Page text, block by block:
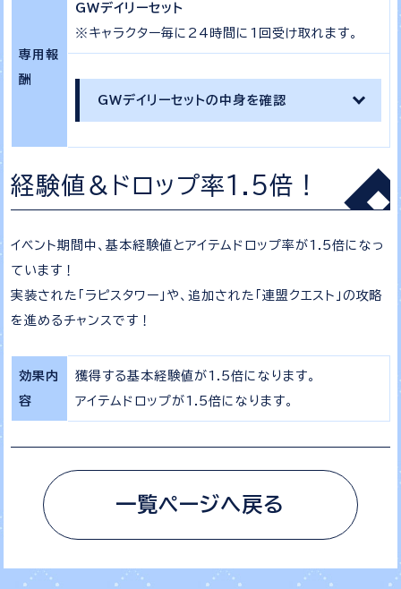
専用報
酬
GWデイリーセット
※キャラクター毎に24時間に1回受け取れます。
GWデイリーセットの中身を確認
経験値＆ドロップ率1.5倍！
イベント期間中、基本経験値とアイテムドロップ率が1.5倍になっ
ています！
実装された「ラピスタワー」や、追加された「連盟クエスト」の攻略
を進めるチャンスです！
効果内
容
獲得する基本経験値が1.5倍になります。
アイテムドロップが1.5倍になります。
一覧ページへ戻る